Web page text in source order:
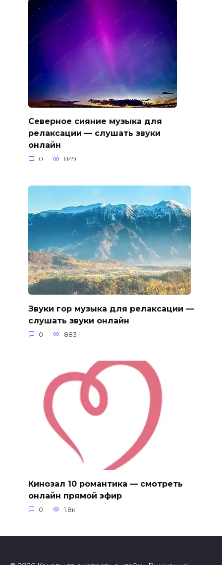
Северное сияние музыка для
релаксации — слушать звуки
онлайн
0 849
Звуки гор музыка для релаксации —
слушать звуки онлайн
0 883
Кинозал 10 романтика — смотреть
онлайн прямой эфир
0 1.8к.